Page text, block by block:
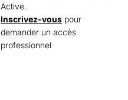
Active.
Inscrivez-vous pour
demander un accès
professionnel